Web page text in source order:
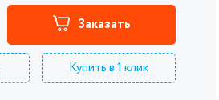
Заказать
Купить в 1 клик